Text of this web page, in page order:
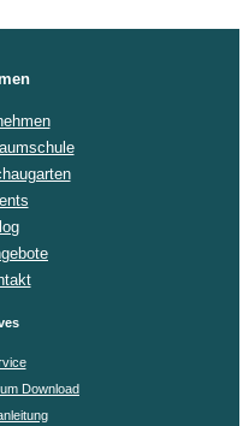
Download